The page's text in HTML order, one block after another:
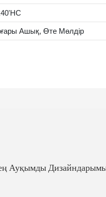
Ашық, Өте Мөлдір
Ауқымды